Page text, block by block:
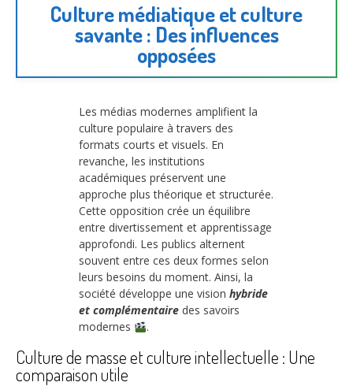
Culture médiatique et culture
savante : Des influences
opposées
Les médias modernes amplifient la
culture populaire à travers des
formats courts et visuels. En
revanche, les institutions
académiques préservent une
approche plus théorique et structurée.
Cette opposition crée un équilibre
entre divertissement et apprentissage
approfondi. Les publics alternent
souvent entre ces deux formes selon
leurs besoins du moment. Ainsi, la
société développe une vision hybride
et complémentaire des savoirs
modernes
.
Culture de masse et culture intellectuelle : Une
comparaison utile